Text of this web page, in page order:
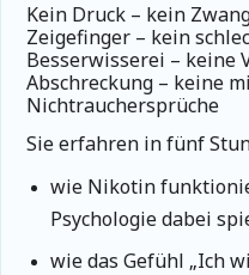
Kein Druck – kein
Zeigefinger – kein
Besserwisserei – keine
Abschreckung – keine
Nichtrauchersprüche
Sie erfahren in fünf
wie Nikotin
Psychologie dabei
wie das Gefühl „Ich